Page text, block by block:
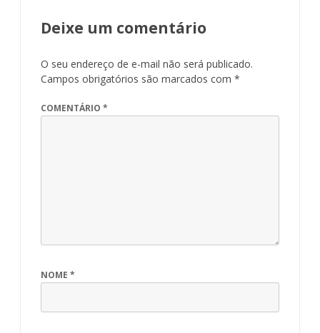
Deixe um comentário
O seu endereço de e-mail não será publicado.
Campos obrigatórios são marcados com *
COMENTÁRIO *
NOME *